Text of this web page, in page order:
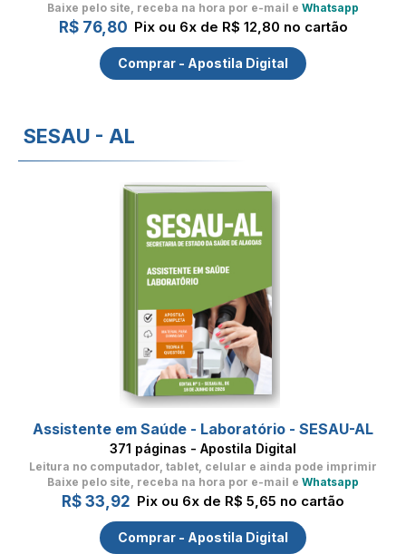
Baixe pelo site, receba na hora por e-mail e Whatsapp
R$ 76,80 Pix ou 6x de R$ 12,80 no cartão
Comprar - Apostila Digital
SESAU - AL
Assistente em Saúde - Laboratório - SESAU-AL
371 páginas - Apostila Digital
Leitura no computador, tablet, celular e ainda pode imprimir
Baixe pelo site, receba na hora por e-mail e Whatsapp
R$ 33,92 Pix ou 6x de R$ 5,65 no cartão
Comprar - Apostila Digital